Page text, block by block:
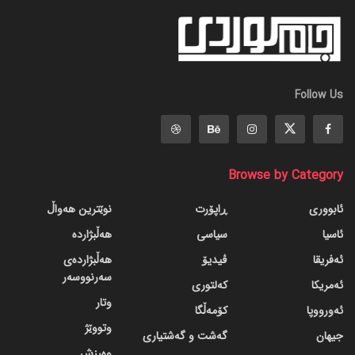
Follow Us
Browse by Category
ئابووری
ئاسیا
ئەفریقا
ئەمریکا
ئەورووپا
جیهان
ڕاپۆرت
سیاسی
ڤیدیۆ
کەلتوری
کۆمەڵگا
گه‌شت و گه‌شتیاری
نوێترین هەواڵ
هەڵبژاردە
هەڵبژاردەی
سەرنووسەر
وتار
وتووێژ